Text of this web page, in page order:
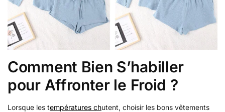
Comment Bien S’habiller
pour Affronter le Froid ?
Lorsque les températures chutent, choisir les bons vêtements